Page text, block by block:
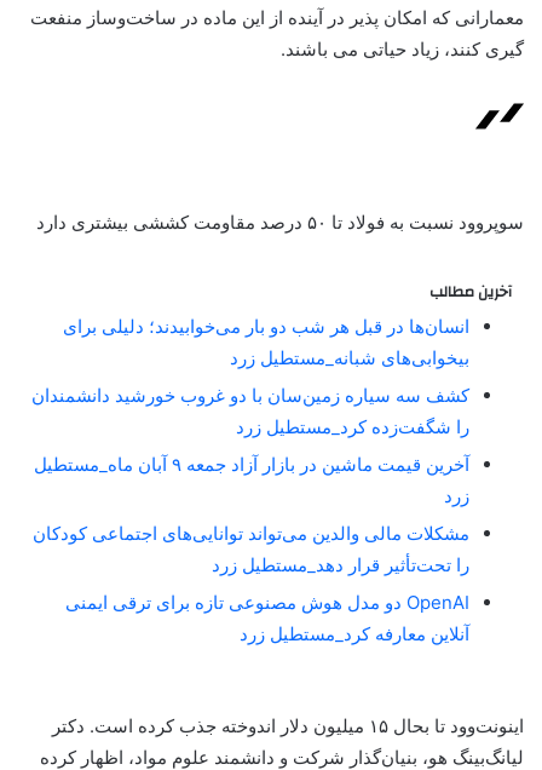
معمارانی که امکان پذیر در آینده از این ماده در ساخت‌وساز منفعت
گیری کنند، زیاد حیاتی‌ می باشند.
سوپروود نسبت به فولاد تا ۵۰ درصد مقاومت کششی بیشتری دارد
آخرین مطالب
انسان‌ها در قبل هر شب دو بار می‌خوابیدند؛ دلیلی برای
بیخوابی‌های شبانه_مستطیل زرد
کشف سه سیاره زمین‌سان با دو غروب خورشید دانشمندان
را شگفت‌زده کرد_مستطیل زرد
آخرین قیمت ماشین در بازار آزاد جمعه ۹ آبان ماه_مستطیل
زرد
مشکلات مالی والدین می‌تواند توانایی‌های اجتماعی کودکان
را تحت‌تأثیر قرار دهد_مستطیل زرد
OpenAI دو مدل هوش مصنوعی تازه برای ترقی ایمنی
آنلاین معارفه کرد_مستطیل زرد
اینونت‌وود تا بحال ۱۵ میلیون دلار اندوخته جذب کرده است. دکتر
لیانگ‌بینگ هو، بنیان‌گذار شرکت و دانشمند علوم مواد، اظهار کرده